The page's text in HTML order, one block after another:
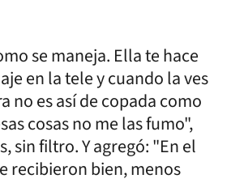
se maneja. Ella te hace
en la tele y cuando la ves
no es así de copada como
cosas no me las fumo",
sin filtro. Y agregó: "En el
recibieron bien, menos